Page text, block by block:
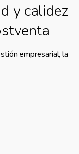
y calidez
empresarial, la